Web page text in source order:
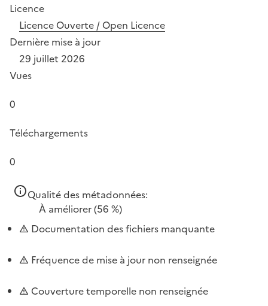
Licence
Licence Ouverte / Open Licence
Dernière mise à jour
29 juillet 2026
Vues
0
Téléchargements
0
Qualité des métadonnées:
À améliorer(56 %)
Documentation des fichiers manquante
Fréquence de mise à jour non renseignée
Couverture temporelle non renseignée